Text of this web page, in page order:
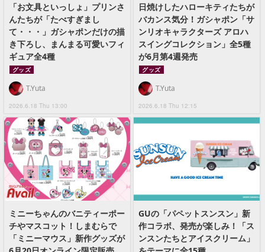
「お文具といっしょ」プリンさ
んたちが「たべすぎまし
て・・・」ガシャポンだけの描
き下ろし、まんまる可愛いフィ
ギュア全4種
グッズ
2026.6.18 Thu 13:00
T.Yuta
日焼けしたハローキティたちが
バカンス気分！ガシャポン「サ
ンリオキャラクターズ アロハ
スイングコレクション」全5種
が6月第4週発売
グッズ
2026.6.18 Thu 12:15
T.Yuta
ミニーちゃんのバニティーポー
チやマスコット！しまむらで
「ミニーマウス」新作グッズが
GUの「パペットスンスン」新
作コラボ、発売が楽しみ！「ス
ンスンたちとアイスクリーム」